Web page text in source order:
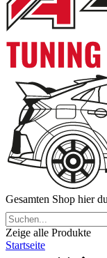
Gesamten Shop hier
Zeige alle Produkte
Startseite